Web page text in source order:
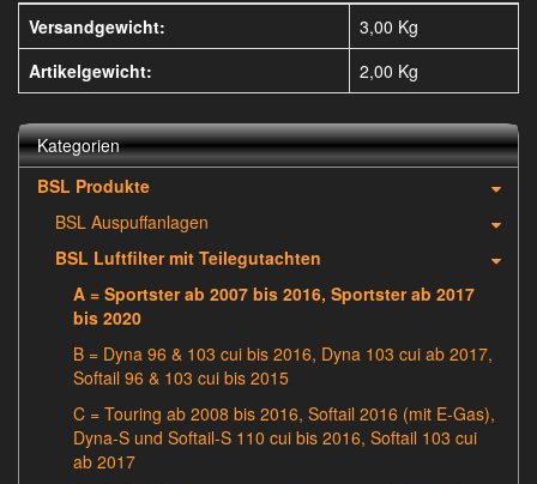
Versandgewicht:
3,00 Kg
Artikelgewicht:
2,00 Kg
Kategorien
BSL Produkte
BSL Auspuffanlagen
BSL Luftfilter mit Teilegutachten
A = Sportster ab 2007 bis 2016, Sportster ab 2017
bis 2020
B = Dyna 96 & 103 cui bis 2016, Dyna 103 cui ab 2017,
Softail 96 & 103 cui bis 2015
C = Touring ab 2008 bis 2016, Softail 2016 (mit E-Gas),
Dyna-S und Softail-S 110 cui bis 2016, Softail 103 cui
ab 2017